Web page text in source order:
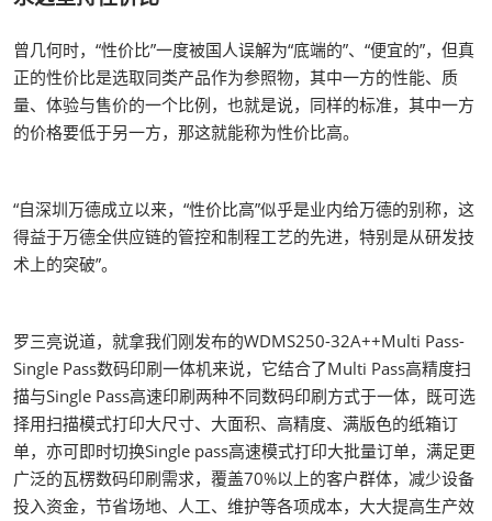
曾几何时，“性价比”一度被国人误解为“底端的”、“便宜的”，但真
正的性价比是选取同类产品作为参照物，其中一方的性能、质
量、体验与售价的一个比例，也就是说，同样的标准，其中一方
的价格要低于另一方，那这就能称为性价比高。
“自深圳万德成立以来，“性价比高”似乎是业内给万德的别称，这
得益于万德全供应链的管控和制程工艺的先进，特别是从研发技
术上的突破”。
罗三亮说道，就拿我们刚发布的WDMS250-32A++Multi Pass-
Single Pass数码印刷一体机来说，它结合了Multi Pass高精度扫
描与Single Pass高速印刷两种不同数码印刷方式于一体，既可选
择用扫描模式打印大尺寸、大面积、高精度、满版色的纸箱订
单，亦可即时切换Single pass高速模式打印大批量订单，满足更
广泛的瓦楞数码印刷需求，覆盖70%以上的客户群体，减少设备
投入资金，节省场地、人工、维护等各项成本，大大提高生产效